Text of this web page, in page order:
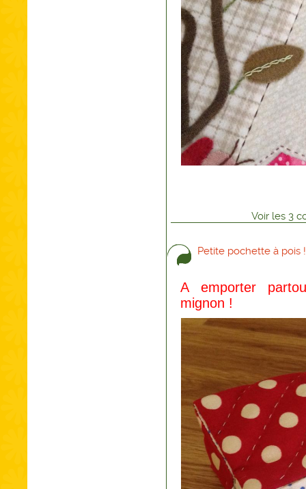
Voir les 3
Petite pochette à pois !
A emporter
mignon !